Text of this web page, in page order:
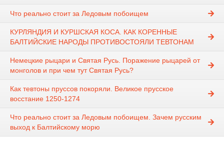
Что реально стоит за Ледовым побоищем
КУРЛЯНДИЯ И КУРШСКАЯ КОСА. КАК КОРЕННЫЕ
БАЛТИЙСКИЕ НАРОДЫ ПРОТИВОСТОЯЛИ ТЕВТОНАМ
Немецкие рыцари и Святая Русь. Поражение рыцарей от
монголов и при чем тут Святая Русь?
Как тевтоны пруссов покоряли. Великое прусское
восстание 1250-1274
Что реально стоит за Ледовым побоищем. Зачем русским
выход к Балтийскому морю